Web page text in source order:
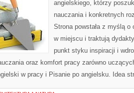
angielskiego, którzy
nauczania i konkretnych
Strona powstała z myślą
w miejscu i traktują
punkt styku inspiracji i
oraz komfort pracy zarówno
w pracy i Pisanie po angielsku. Idea